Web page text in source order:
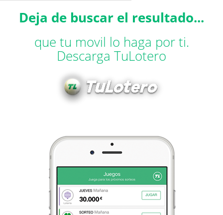
Deja de buscar el resultado...
que tu movil lo haga por ti.
Descarga TuLotero